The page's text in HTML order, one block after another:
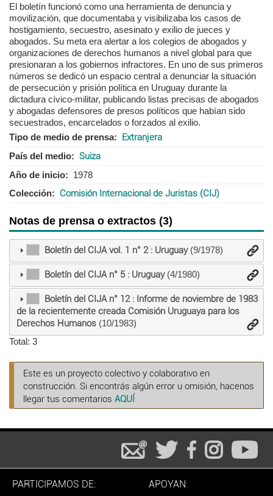
El boletín funcionó como una herramienta de denuncia y
movilización, que documentaba y visibilizaba los casos de
hostigamiento, secuestro, asesinato y exilio de jueces y
abogados. Su meta era alertar a los colegios de abogados y
organizaciones de derechos humanos a nivel global para que
presionaran a los gobiernos infractores. En uno de sus primeros
números se dedicó un espacio central a denunciar la situación
de persecución y prisión política en Uruguay durante la
dictadura cívico-militar, publicando listas precisas de abogados
y abogadas defensores de presos políticos que habían sido
secuestrados, encarcelados o forzados al exilio.
Tipo de medio de prensa
Extranjera
País del medio Suiza
Año de inicio
1978
Colección
Comisión Internacional de Juristas (CIJ)
Notas de prensa o extractos (3)
Boletín del CIJA vol. 1 n° 2 : Uruguay(9/1978)
Boletín del CIJA n° 5 : Uruguay(4/1980)
Boletín del CIJA n° 12 : Informe de noviembre de 1983
de la recientemente creada Comisión Uruguaya para los
Derechos Humanos(10/1983)
Total: 3
Este es un proyecto colectivo y colaborativo en
construcción. Si encontrás algún error u omisión, hacenos
llegar tus comentarios AQUÍ
PARTICIPAMOS DE: APOYAN: